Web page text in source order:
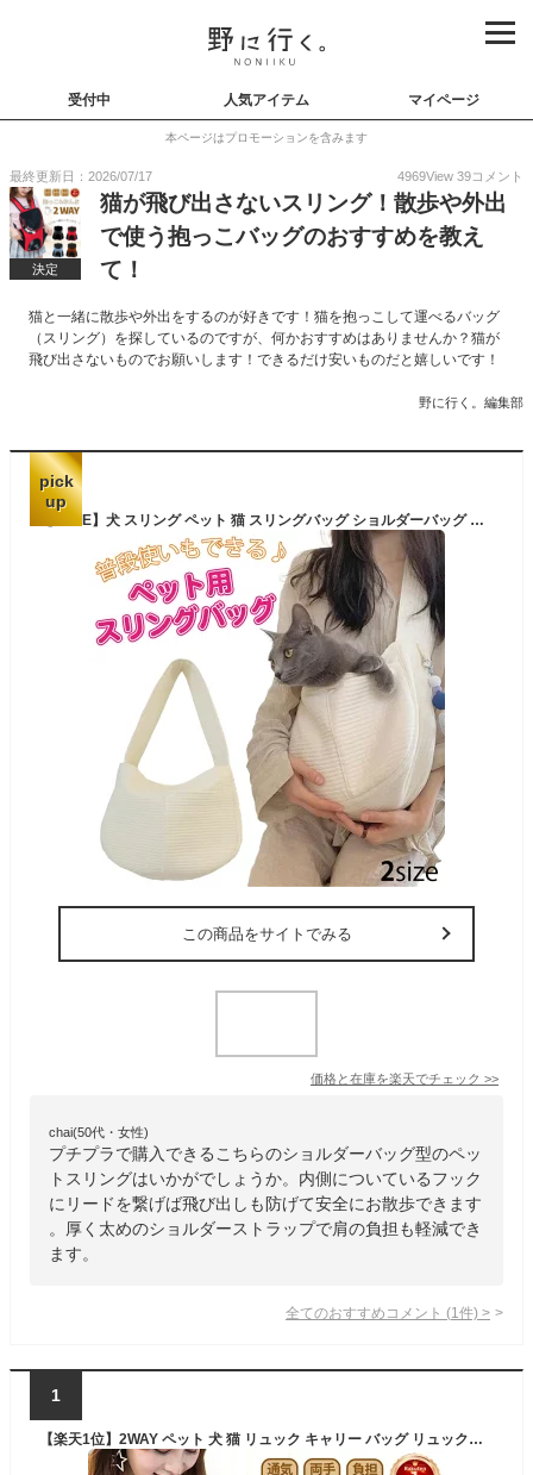
受付中 人気アイテム マイページ
本ページはプロモーションを含みます
最終更新日：2026/07/17 4969View 39コメント
決定
猫が飛び出さないスリング！散歩や外出
で使う抱っこバッグのおすすめを教え
て！
猫と一緒に散歩や外出をするのが好きです！猫を抱っこして運べるバッグ
（スリング）を探しているのですが、何かおすすめはありませんか？猫が
飛び出さないものでお願いします！できるだけ安いものだと嬉しいです！
野に行く。編集部
pick
up
【SALE】犬 スリング ペット 猫 スリングバッグ ショルダーバッグ 斜め掛け お出かけ キャリーバッグ 抱っこバッグ 抱っこ紐 飛び出し防止 防災 避難 お散歩 雑貨 ペット用品 KM535G
この商品をサイトでみる
価格と在庫を楽天でチェック >>
chai(50代・女性)
プチプラで購入できるこちらのショルダーバッグ型のペッ
トスリングはいかがでしょうか。内側についているフック
にリードを繋げば飛び出しも防げて安全にお散歩できます
。厚く太めのショルダーストラップで肩の負担も軽減でき
ます。
全てのおすすめコメント (1 件) >
1
【楽天1位】2WAY ペット 犬 猫 リュック キャリー バッグ リュックサック ショルダーキャリーバッグ スリング ャリーバッグ キャリーバッグ リュック抱っこ バッグスリング アウトドア 旅行 災害用 オシャレ ネコポス送料無料！ 【ra64226】